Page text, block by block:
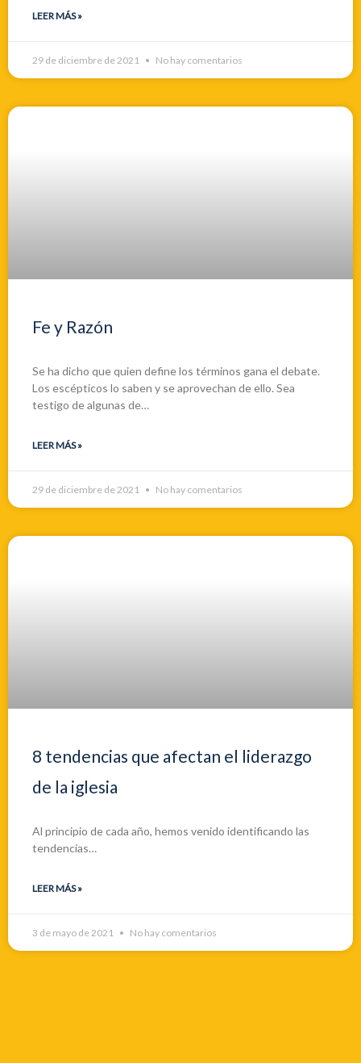
LEER MÁS »
29 de diciembre de 2021 No hay comentarios
Fe y Razón
Se ha dicho que quien define los términos gana el debate.
Los escépticos lo saben y se aprovechan de ello. Sea
testigo de algunas de…
LEER MÁS »
29 de diciembre de 2021 No hay comentarios
8 tendencias que afectan el liderazgo
de la iglesia
Al principio de cada año, hemos venido identificando las
tendencias…
LEER MÁS »
3 de mayo de 2021 No hay comentarios